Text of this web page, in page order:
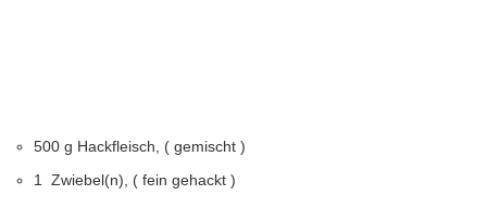
500 g Hackfleisch, ( gemischt )
1 Zwiebel(n), ( fein gehackt )